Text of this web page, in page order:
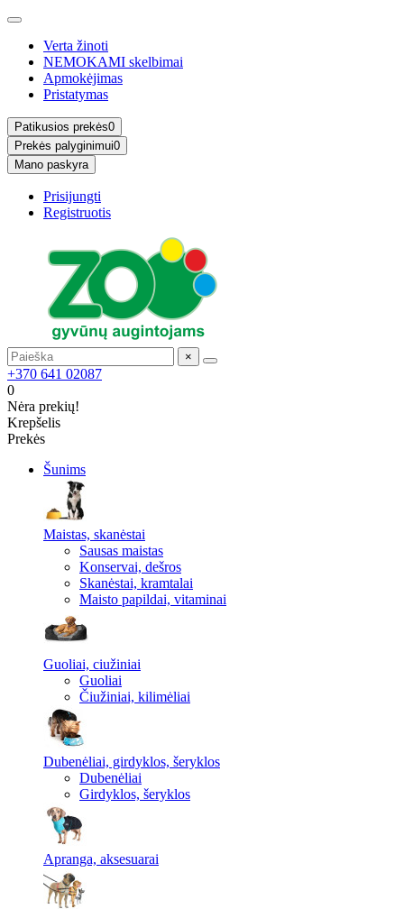
Verta žinoti
NEMOKAMI skelbimai
Apmokėjimas
Pristatymas
Patikusios prekės0
Prekės palyginimui0
Mano paskyra
Prisijungti
Registruotis
×
+370 641 02087
0
Nėra prekių!
Krepšelis
Prekės
Šunims
Maistas, skanėstai
Sausas maistas
Konservai, dešros
Skanėstai, kramtalai
Maisto papildai, vitaminai
Guoliai, ciužiniai
Guoliai
Čiužiniai, kilimėliai
Dubenėliai, girdyklos, šeryklos
Dubenėliai
Girdyklos, šeryklos
Apranga, aksesuarai